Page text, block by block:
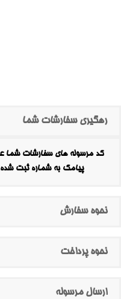
رهگیری سفارشات شما
کد مرسوله های سفارشات شما
پیامک به شماره ثبت
نحوه سفارش
نحوه پرداخت
ارسال مرسوله